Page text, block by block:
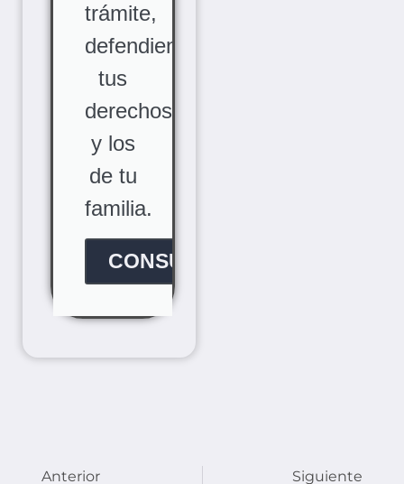
trámite,
defendiendo
tus
derechos
y los
de tu
familia.
CONSÚLTANOS
Anterior Siguiente